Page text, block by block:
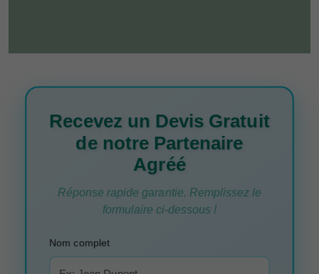
Recevez un Devis Gratuit
de notre Partenaire
Agréé
Réponse rapide garantie. Remplissez le
formulaire ci-dessous !
Nom complet